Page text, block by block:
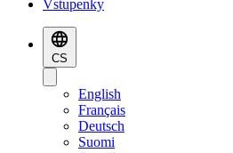
Vstupenky
CS
English
Français
Deutsch
Suomi